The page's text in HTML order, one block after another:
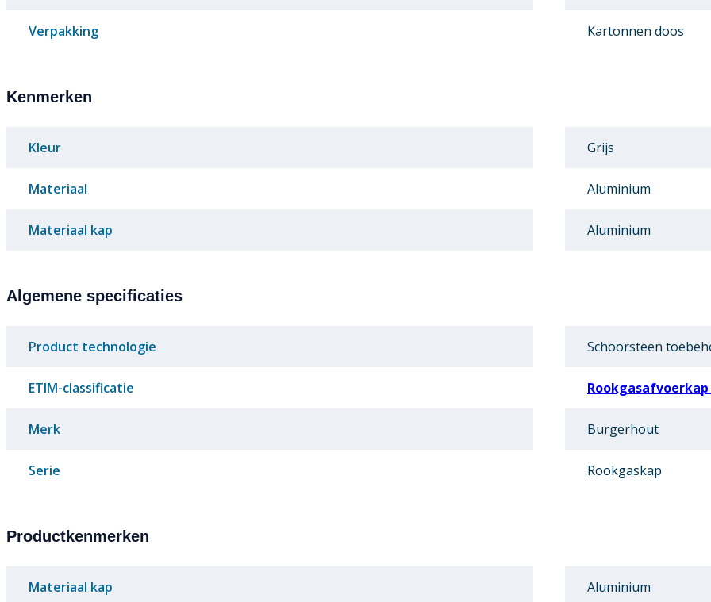
Verpakking Kartonnen doos
Kenmerken
Kleur Grijs
Materiaal Aluminium
Materiaal kap Aluminium
Algemene specificaties
Product technologie Schoorsteen
ETIM-classificatie Rookgasafvoerkap
Merk Burgerhout
Serie Rookgaskap
Productkenmerken
Materiaal kap Aluminium